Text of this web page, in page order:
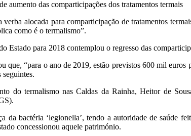
alocada para comparticipação de tratamentos
como é o termalismo”.
Estado para 2018 contemplou o regresso das
“para o ano de 2019, estão previstos 600 mil euros
do termalismo nas Caldas da Rainha, Heitor de
bactéria ‘legionella’, tendo a autoridade de saúde
concessionou aquele património.